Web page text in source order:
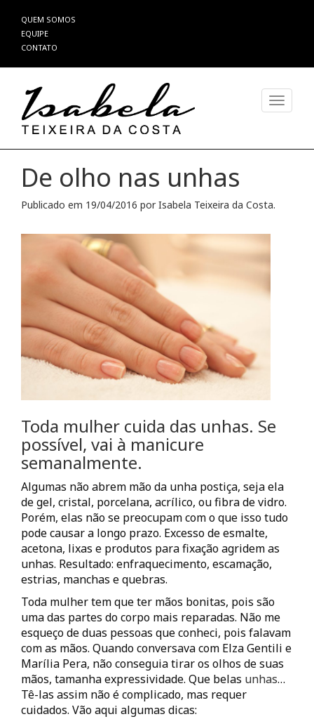
Pular
para
o
QUEM SOMOS
EQUIPE
CONTATO
De olho nas unhas
Publicado em 19/04/2016 porIsabela Teixeira da Costa.
Toda mulher cuida das unhas. Se
possível, vai à manicure
semanalmente.
Algumas não abrem mão da unha postiça, seja ela
de gel, cristal, porcelana, acrílico, ou fibra de vidro.
Porém, elas não se preocupam com o que isso tudo
pode causar a longo prazo. Excesso de esmalte,
acetona, lixas e produtos para fixação agridem as
unhas. Resultado: enfraquecimento, escamação,
estrias, manchas e quebras.
Toda mulher tem que ter mãos bonitas, pois são
uma das partes do corpo mais reparadas. Não me
esqueço de duas pessoas que conheci, pois falavam
com as mãos. Quando conversava com Elza Gentili e
Marília Pera, não conseguia tirar os olhos de suas
mãos, tamanha expressividade. Que belas unhas…
Tê-las assim não é complicado, mas requer
cuidados. Vão aqui algumas dicas: